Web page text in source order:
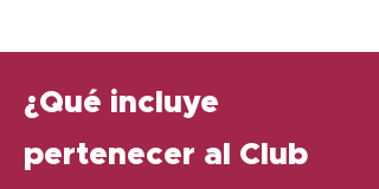
¿Qué incluye
pertenecer al Club